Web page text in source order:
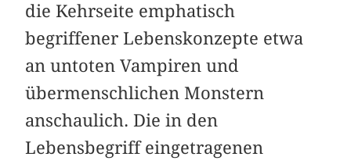
die Kehrseite emphatisch
begriffener Lebenskonzepte etwa
an untoten Vampiren und
übermenschlichen Monstern
anschaulich. Die in den
Lebensbegriff eingetragenen